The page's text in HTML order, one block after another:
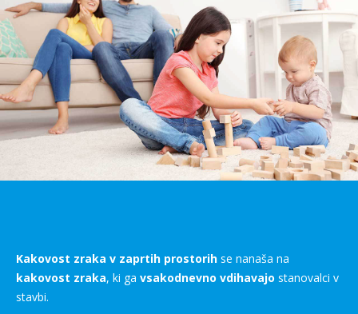
Kakovost zraka v zaprtih prostorih se nanaša na
kakovost zraka, ki ga vsakodnevno vdihavajo stanovalci v
stavbi.